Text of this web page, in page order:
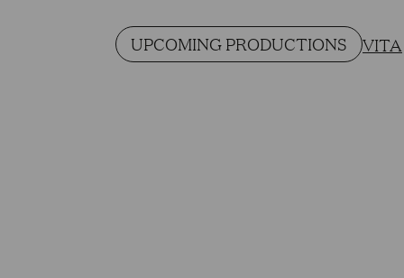
UPCOMING PRODUCTIONS VITA